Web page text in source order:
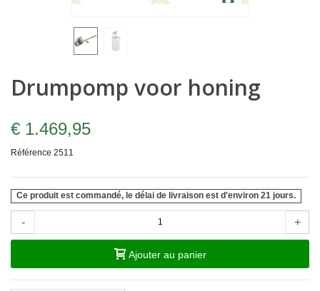
Drumpomp voor honing
€ 1.469,95
Référence 2511
Ce produit est commandé, le délai de livraison est d'environ 21 jours.
- +
Ajouter au panier